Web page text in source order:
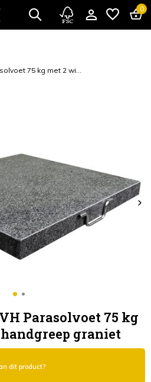
0
75 kg met 2 wi...
Parasolvoet 75 kg
graniet
dit product?